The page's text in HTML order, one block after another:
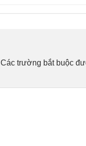
Các trường bắt buộc